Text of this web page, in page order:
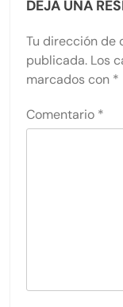
DEJA UNA
Tu dirección de
publicada. Los
marcados con *
Comentario *